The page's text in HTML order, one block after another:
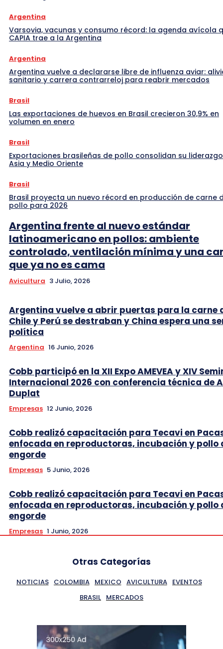
Argentina
Varsovia, vacunas y consumo récord: la agenda avícola
CAPIA trae a la Argentina
Argentina
Argentina vuelve a declararse libre de influenza aviar:
sanitario y carrera contrarreloj para reabrir mercados
Brasil
Las exportaciones de huevos en Brasil crecieron 30,9% en
volumen en enero
Brasil
Exportaciones brasileñas de pollo consolidan su
Asia y Medio Oriente
Brasil
Brasil proyecta un nuevo récord en producción de carne
pollo para 2026
Argentina frente al nuevo estándar
latinoamericano en pollos: ambiente
controlado, ventilación mínima y una
que ya no es cama
Avicultura 3 Julio, 2026
Argentina vuelve a abrir puertas para la carne
Chile y Perú se destraban y China espera una
política
Argentina 16 Junio, 2026
Cobb participó en la XII Expo AMEVEA y XIV
Internacional 2026 con conferencia técnica de
Duplat
Empresas 12 Junio, 2026
Cobb realizó capacitación para Tecavi en
enfocada en reproductoras, incubación y pollo
engorde
Empresas 5 Junio, 2026
Cobb realizó capacitación para Tecavi en
enfocada en reproductoras, incubación y pollo
engorde
Empresas 1 Junio, 2026
Otras Categorías
NOTICIAS COLOMBIA MEXICO AVICULTURA
EVENTOS
BRASIL MERCADOS